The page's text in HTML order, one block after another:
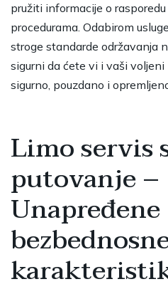
pružiti informacije o
procedurama. Odabirom
stroge standarde održavanja
sigurni da ćete vi i vaši
sigurno, pouzdano i
Limo servis
putovanje –
Unapređene